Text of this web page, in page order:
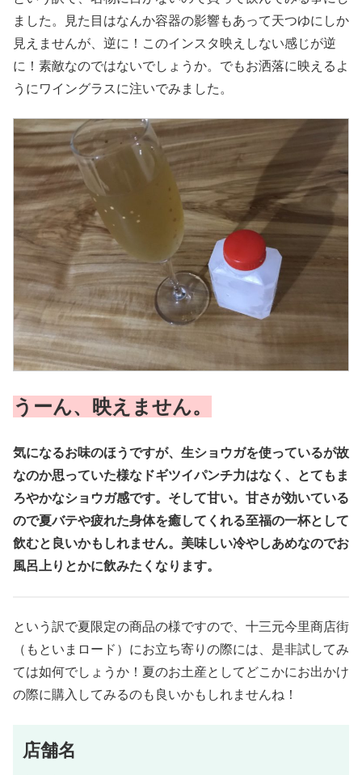
ました。見た目はなんか容器の影響もあって天つゆにしか
見えませんが、逆に！このインスタ映えしない感じが逆
に！素敵なのではないでしょうか。でもお洒落に映えるよ
うにワイングラスに注いでみました。
うーん、映えません。
気になるお味のほうですが、生ショウガを使っているが故
なのか思っていた様なドギツイパンチ力はなく、とてもま
ろやかなショウガ感です。そして甘い。甘さが効いている
ので夏バテや疲れた身体を癒してくれる至福の一杯として
飲むと良いかもしれません。美味しい冷やしあめなのでお
風呂上りとかに飲みたくなります。
という訳で夏限定の商品の様ですので、十三元今里商店街
（もといまロード）にお立ち寄りの際には、是非試してみ
ては如何でしょうか！夏のお土産としてどこかにお出かけ
の際に購入してみるのも良いかもしれませんね！
店舗名